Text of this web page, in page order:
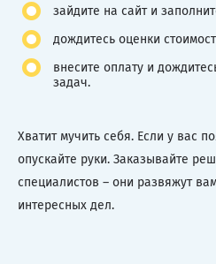
зайдите на сайт и
дождитесь оценки
внесите оплату и
задач.
Хватит мучить себя. Если у вас
опускайте руки. Заказывайте
специалистов – они развяжут
интересных дел.